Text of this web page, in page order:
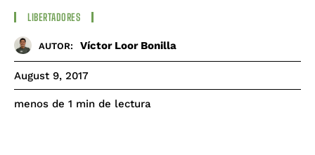
LIBERTADORES
AUTOR: Víctor Loor Bonilla
August 9, 2017
menos de 1 min de lectura